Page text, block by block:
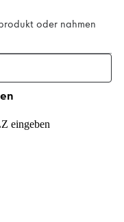
eingeben